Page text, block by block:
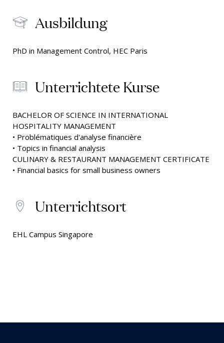
Ausbildung
PhD in Management Control, HEC Paris
Unterrichtete Kurse
BACHELOR OF SCIENCE IN INTERNATIONAL
HOSPITALITY MANAGEMENT
• Problématiques d'analyse financière
• Topics in financial analysis
CULINARY & RESTAURANT MANAGEMENT CERTIFICATE
• Financial basics for small business owners
Unterrichtsort
EHL Campus Singapore